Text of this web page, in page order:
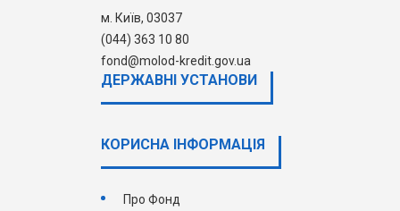
м. Київ, 03037
(044) 363 10 80
fond@molod-kredit.gov.ua
ДЕРЖАВНI УСТАНОВИ
КОРИСНА ІНФОРМАЦІЯ
Про Фонд